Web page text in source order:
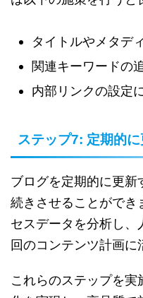
タイトルやメタデ
関連キーワードの
内部リンクの設定
ステップ7: 定期的
ブログを定期的に更
続きさせることができ
セスデータを分析し、
回のコンテンツ計画に
これらのステップを実